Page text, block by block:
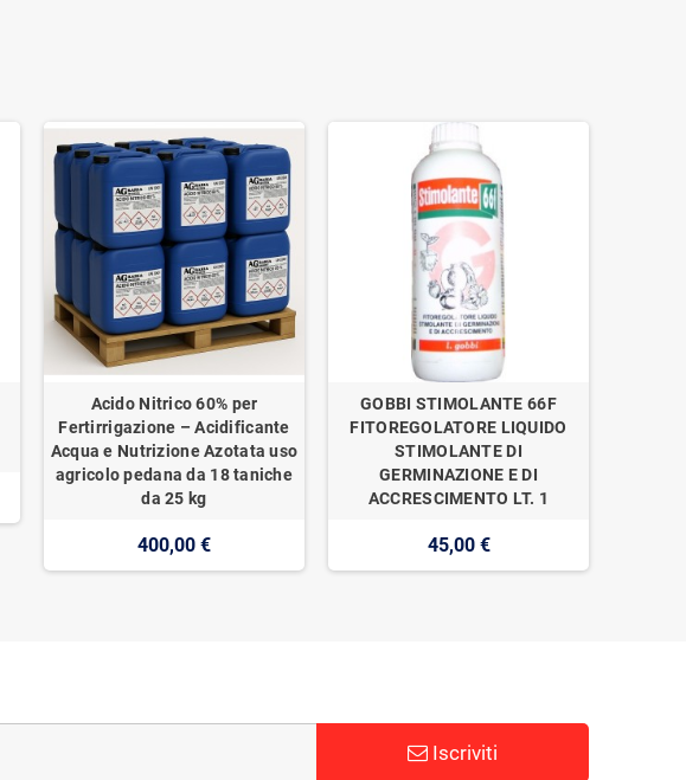
Acido Nitrico 60% per
Fertirrigazione – Acidificante
Acqua e Nutrizione Azotata uso
agricolo pedana da 18 taniche
da 25 kg
400,00 €
GOBBI STIMOLANTE 66F
FITOREGOLATORE LIQUIDO
STIMOLANTE DI
GERMINAZIONE E DI
ACCRESCIMENTO LT. 1
45,00 €
Iscriviti